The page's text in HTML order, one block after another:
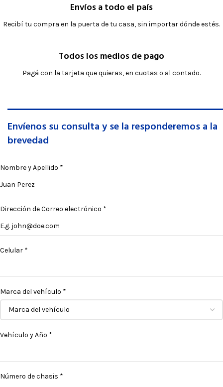
Envíos a todo el país
Recibí tu compra en la puerta de tu casa, sin importar dónde estés.
Todos los medios de pago
Pagá con la tarjeta que quieras, en cuotas o al contado.
Envíenos su consulta y se la responderemos a la
brevedad
Nombre y Apellido *
Dirección de Correo electrónico *
Celular *
Marca del vehículo *
Vehículo y Año *
Número de chasis *